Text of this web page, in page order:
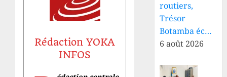
Rédaction YOKA
INFOS
routiers,
Trésor
Botamba éc…
6 août 2026